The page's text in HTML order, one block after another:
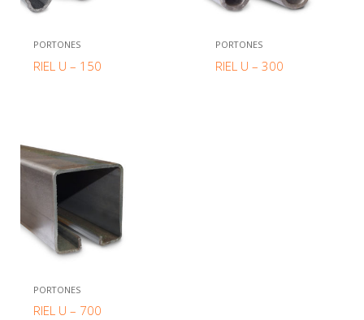
PORTONES
RIEL U – 150
PORTONES
RIEL U – 300
PORTONES
RIEL U – 700